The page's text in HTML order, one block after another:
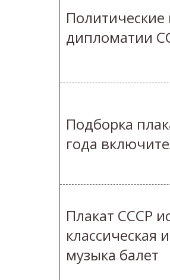
Политические
дипломатии
Подборка
года
Плакат СССР
классическая
музыка балет